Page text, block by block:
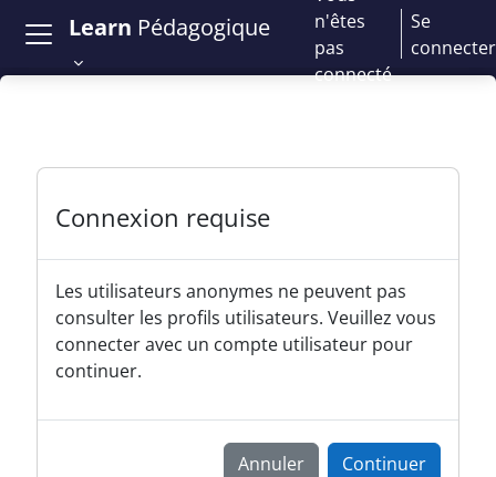
Learn Pédagogique
n'êtes
pas
connecté
Se
connecter
Connexion requise
Les utilisateurs anonymes ne peuvent pas
consulter les profils utilisateurs. Veuillez vous
connecter avec un compte utilisateur pour
continuer.
Annuler Continuer